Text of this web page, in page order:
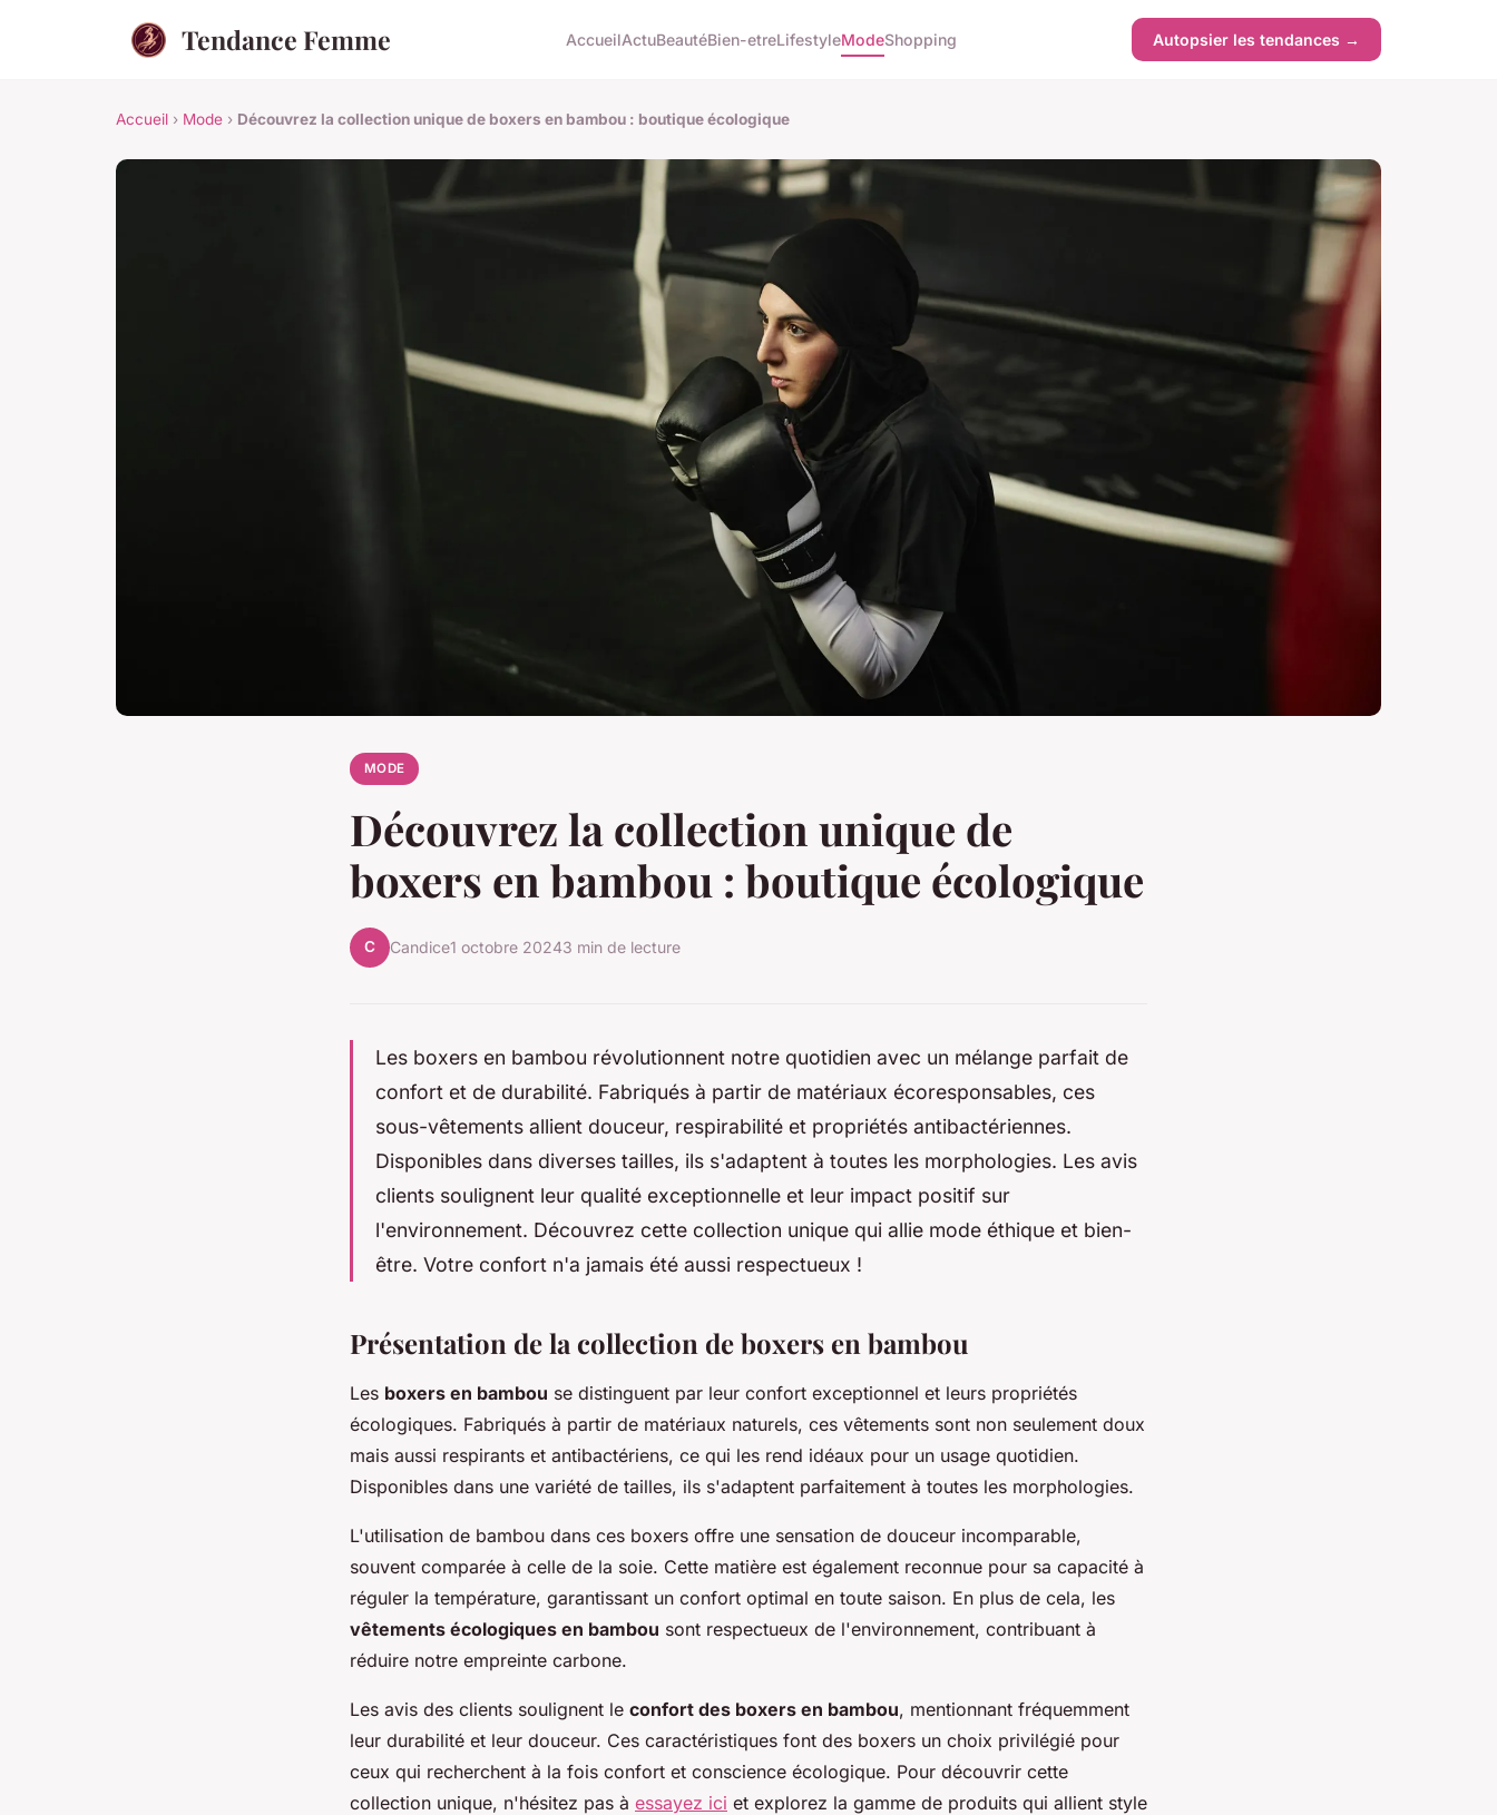
Tendance Femme AccueilActuBeautéBien-etreLifestyleModeShopping Autopsier les tendances →
Accueil › Mode › Découvrez la collection unique de boxers en bambou : boutique écologique
MODE
Découvrez la collection unique de
boxers en bambou : boutique écologique
C Candice1 octobre 20243 min de lecture
Les boxers en bambou révolutionnent notre quotidien avec un mélange parfait de
confort et de durabilité. Fabriqués à partir de matériaux écoresponsables, ces
sous-vêtements allient douceur, respirabilité et propriétés antibactériennes.
Disponibles dans diverses tailles, ils s'adaptent à toutes les morphologies. Les avis
clients soulignent leur qualité exceptionnelle et leur impact positif sur
l'environnement. Découvrez cette collection unique qui allie mode éthique et bien-
être. Votre confort n'a jamais été aussi respectueux !
Présentation de la collection de boxers en bambou
Les boxers en bambou se distinguent par leur confort exceptionnel et leurs propriétés
écologiques. Fabriqués à partir de matériaux naturels, ces vêtements sont non seulement doux
mais aussi respirants et antibactériens, ce qui les rend idéaux pour un usage quotidien.
Disponibles dans une variété de tailles, ils s'adaptent parfaitement à toutes les morphologies.
L'utilisation de bambou dans ces boxers offre une sensation de douceur incomparable,
souvent comparée à celle de la soie. Cette matière est également reconnue pour sa capacité à
réguler la température, garantissant un confort optimal en toute saison. En plus de cela, les
vêtements écologiques en bambou sont respectueux de l'environnement, contribuant à
réduire notre empreinte carbone.
Les avis des clients soulignent le confort des boxers en bambou, mentionnant fréquemment
leur durabilité et leur douceur. Ces caractéristiques font des boxers un choix privilégié pour
ceux qui recherchent à la fois confort et conscience écologique. Pour découvrir cette
collection unique, n'hésitez pas à essayez ici et explorez la gamme de produits qui allient style